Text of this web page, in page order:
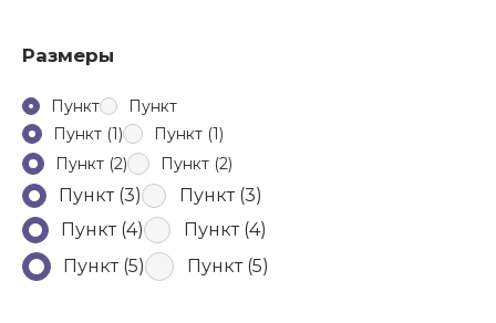
Размеры
Пункт
Пункт
Пункт (1)
Пункт (1)
Пункт (2)
Пункт (2)
Пункт (3)
Пункт (3)
Пункт (4)
Пункт (4)
Пункт (5)
Пункт (5)